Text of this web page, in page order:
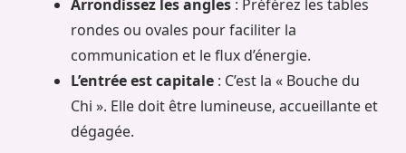
Arrondissez les angles : Préférez les tables
rondes ou ovales pour faciliter la
communication et le flux d’énergie.
L’entrée est capitale : C’est la « Bouche du
Chi ». Elle doit être lumineuse, accueillante et
dégagée.